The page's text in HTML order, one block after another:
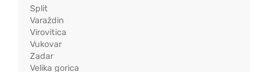
Split
Varaždin
Virovitica
Vukovar
Zadar
Velika gorica